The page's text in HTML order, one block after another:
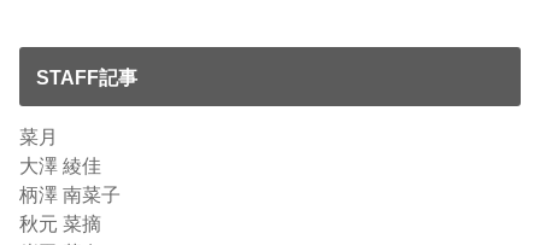
STAFF記事
菜月
大澤 綾佳
柄澤 南菜子
秋元 菜摘